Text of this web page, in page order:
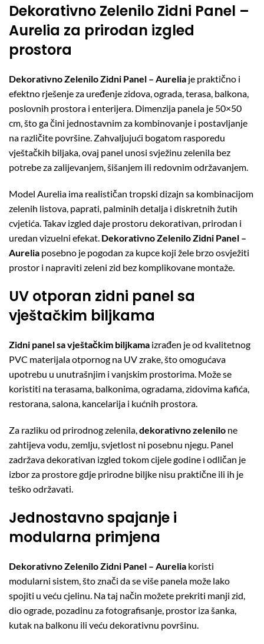
Dekorativno Zelenilo Zidni Panel –
Aurelia za prirodan izgled
prostora
Dekorativno Zelenilo Zidni Panel – Aurelia je praktično i
efektno rješenje za uređenje zidova, ograda, terasa, balkona,
poslovnih prostora i enterijera. Dimenzija panela je 50×50
cm, što ga čini jednostavnim za kombinovanje i postavljanje
na različite površine. Zahvaljujući bogatom rasporedu
vještačkih biljaka, ovaj panel unosi svježinu zelenila bez
potrebe za zalijevanjem, šišanjem ili redovnim održavanjem.
Model Aurelia ima realističan tropski dizajn sa kombinacijom
zelenih listova, paprati, palminih detalja i diskretnih žutih
cvjetića. Takav izgled daje prostoru dekorativan, prirodan i
uredan vizuelni efekat. Dekorativno Zelenilo Zidni Panel –
Aurelia posebno je pogodan za kupce koji žele brzo osvježiti
prostor i napraviti zeleni zid bez komplikovane montaže.
UV otporan zidni panel sa
vještačkim biljkama
Zidni panel sa vještačkim biljkama izrađen je od kvalitetnog
PVC materijala otpornog na UV zrake, što omogućava
upotrebu u unutrašnjim i vanjskim prostorima. Može se
koristiti na terasama, balkonima, ogradama, zidovima kafića,
restorana, salona, kancelarija i kućnih prostora.
Za razliku od prirodnog zelenila,dekorativno zelenilo ne
zahtijeva vodu, zemlju, svjetlost ni posebnu njegu. Panel
zadržava dekorativan izgled tokom cijele godine i odličan je
izbor za prostore gdje prirodne biljke nisu praktične ili ih je
teško održavati.
Jednostavno spajanje i
modularna primjena
Dekorativno Zelenilo Zidni Panel – Aurelia koristi
modularni sistem, što znači da se više panela može lako
spojiti u veću cjelinu. Na taj način možete prekriti manji zid,
dio ograde, pozadinu za fotografisanje, prostor iza šanka,
kutak na balkonu ili veću dekorativnu površinu.